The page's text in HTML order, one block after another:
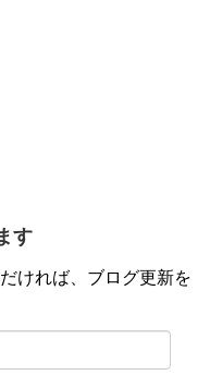
す
ければ、ブログ更新を